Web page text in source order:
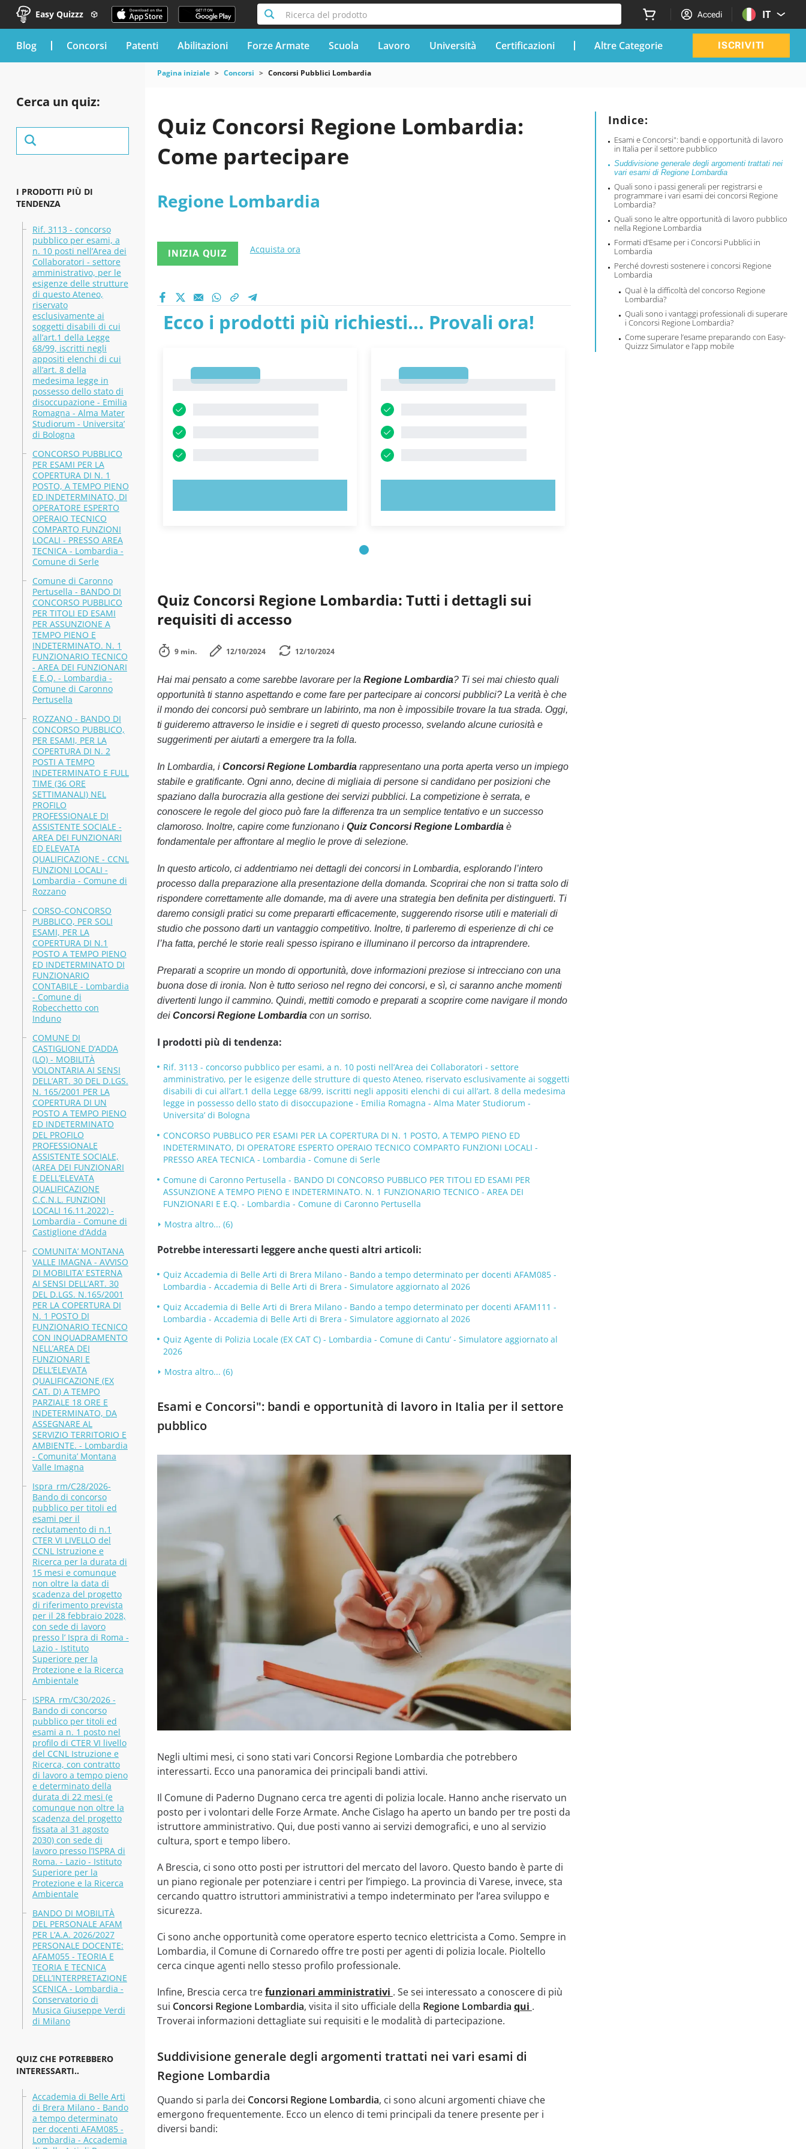
Easy Quizzz Ricerca del prodotto Accedi IT
blog Concorsi Patenti Abilitazioni Forze Armate Scuola Lavoro Università Certificazioni Altre Categorie ISCRIVITI
Cerca un quiz:
I PRODOTTI PIÙ DI
TENDENZA
Rif. 3113 - concorso
pubblico per esami, a
n. 10 posti nell’Area dei
Collaboratori - settore
amministrativo, per le
esigenze delle strutture
di questo Ateneo,
riservato
esclusivamente ai
soggetti disabili di cui
all’art.1 della Legge
68/99, iscritti negli
appositi elenchi di cui
all’art. 8 della
medesima legge in
possesso dello stato di
disoccupazione - Emilia
Romagna - Alma Mater
Studiorum - Universita’
di Bologna
CONCORSO PUBBLICO
PER ESAMI PER LA
COPERTURA DI N. 1
POSTO, A TEMPO PIENO
ED INDETERMINATO, DI
OPERATORE ESPERTO
OPERAIO TECNICO
COMPARTO FUNZIONI
LOCALI - PRESSO AREA
TECNICA - Lombardia -
Comune di Serle
Comune di Caronno
Pertusella - BANDO DI
CONCORSO PUBBLICO
PER TITOLI ED ESAMI
PER ASSUNZIONE A
TEMPO PIENO E
INDETERMINATO. N. 1
FUNZIONARIO TECNICO
- AREA DEI FUNZIONARI
E E.Q. - Lombardia -
Comune di Caronno
Pertusella
ROZZANO - BANDO DI
CONCORSO PUBBLICO,
PER ESAMI, PER LA
COPERTURA DI N. 2
POSTI A TEMPO
INDETERMINATO E FULL
TIME (36 ORE
SETTIMANALI) NEL
PROFILO
PROFESSIONALE DI
ASSISTENTE SOCIALE -
AREA DEI FUNZIONARI
ED ELEVATA
QUALIFICAZIONE - CCNL
FUNZIONI LOCALI -
Lombardia - Comune di
Rozzano
CORSO-CONCORSO
PUBBLICO, PER SOLI
ESAMI, PER LA
COPERTURA DI N.1
POSTO A TEMPO PIENO
ED INDETERMINATO DI
FUNZIONARIO
CONTABILE - Lombardia
- Comune di
Robecchetto con
Induno
COMUNE DI
CASTIGLIONE D’ADDA
(LO) - MOBILITÀ
VOLONTARIA AI SENSI
DELL’ART. 30 DEL D.LGS.
N. 165/2001 PER LA
COPERTURA DI UN
POSTO A TEMPO PIENO
ED INDETERMINATO
DEL PROFILO
PROFESSIONALE
ASSISTENTE SOCIALE,
(AREA DEI FUNZIONARI
E DELL’ELEVATA
QUALIFICAZIONE
C.C.N.L. FUNZIONI
LOCALI 16.11.2022) -
Lombardia - Comune di
Castiglione d’Adda
COMUNITA’ MONTANA
VALLE IMAGNA - AVVISO
DI MOBILITA’ ESTERNA
AI SENSI DELL’ART. 30
DEL D.LGS. N.165/2001
PER LA COPERTURA DI
N. 1 POSTO DI
FUNZIONARIO TECNICO
CON INQUADRAMENTO
NELL’AREA DEI
FUNZIONARI E
DELL’ELEVATA
QUALIFICAZIONE (EX
CAT. D) A TEMPO
PARZIALE 18 ORE E
INDETERMINATO, DA
ASSEGNARE AL
SERVIZIO TERRITORIO E
AMBIENTE. - Lombardia
- Comunita’ Montana
Valle Imagna
Ispra_rm/C28/2026-
Bando di concorso
pubblico per titoli ed
esami per il
reclutamento di n.1
CTER VI LIVELLO del
CCNL Istruzione e
Ricerca per la durata di
15 mesi e comunque
non oltre la data di
scadenza del progetto
di riferimento prevista
per il 28 febbraio 2028,
con sede di lavoro
presso l’ Ispra di Roma -
Lazio - Istituto
Superiore per la
Protezione e la Ricerca
Ambientale
ISPRA_rm/C30/2026 -
Bando di concorso
pubblico per titoli ed
esami a n. 1 posto nel
profilo di CTER VI livello
del CCNL Istruzione e
Ricerca, con contratto
di lavoro a tempo pieno
e determinato della
durata di 22 mesi (e
comunque non oltre la
scadenza del progetto
fissata al 31 agosto
2030) con sede di
lavoro presso l’ISPRA di
Roma. - Lazio - Istituto
Superiore per la
Protezione e la Ricerca
Ambientale
BANDO DI MOBILITÀ
DEL PERSONALE AFAM
PER L’A.A. 2026/2027
PERSONALE DOCENTE:
AFAM055 - TEORIA E
TEORIA E TECNICA
DELL’INTERPRETAZIONE
SCENICA - Lombardia -
Conservatorio di
Musica Giuseppe Verdi
di Milano
QUIZ CHE POTREBBERO
INTERESSARTI..
Accademia di Belle Arti
di Brera Milano - Bando
a tempo determinato
per docenti AFAM085 -
Lombardia - Accademia
Pagina iniziale Concorsi Concorsi Pubblici Lombardia
Indice:
Esami e Concorsi": bandi e opportunità di lavoro
in Italia per il settore pubblico
Suddivisione generale degli argomenti trattati nei
vari esami di Regione Lombardia
Quali sono i passi generali per registrarsi e
programmare i vari esami dei concorsi Regione
Lombardia?
Quali sono le altre opportunità di lavoro pubblico
nella Regione Lombardia
Formati d’Esame per i Concorsi Pubblici in
Lombardia
Perché dovresti sostenere i concorsi Regione
Lombardia
Qual è la difficoltà del concorso Regione
Lombardia?
Quali sono i vantaggi professionali di superare
i Concorsi Regione Lombardia?
Come superare l’esame preparando con Easy-
Quizzz Simulator e l’app mobile
Quiz Concorsi Regione Lombardia:
Come partecipare
Regione Lombardia
INIZIA QUIZ Acquista ora
Ecco i prodotti più richiesti... Provali ora!
Quiz Concorsi Regione Lombardia: Tutti i dettagli sui
requisiti di accesso
9 min. 12/10/2024 12/10/2024
Hai mai pensato a come sarebbe lavorare per la Regione Lombardia? Ti sei mai chiesto quali
opportunità ti stanno aspettando e come fare per partecipare ai concorsi pubblici? La verità è che
il mondo dei concorsi può sembrare un labirinto, ma non è impossibile trovare la tua strada. Oggi,
ti guideremo attraverso le insidie e i segreti di questo processo, svelando alcune curiosità e
suggerimenti per aiutarti a emergere tra la folla.
In Lombardia, i Concorsi Regione Lombardiarappresentano una porta aperta verso un impiego
stabile e gratificante. Ogni anno, decine di migliaia di persone si candidano per posizioni che
spaziano dalla burocrazia alla gestione dei servizi pubblici. La competizione è serrata, e
conoscere le regole del gioco può fare la differenza tra un semplice tentativo e un successo
clamoroso. Inoltre, capire come funzionano i Quiz Concorsi Regione Lombardiaè
fondamentale per affrontare al meglio le prove di selezione.
In questo articolo, ci addentriamo nei dettagli dei concorsi in Lombardia, esplorando l’intero
processo dalla preparazione alla presentazione della domanda. Scoprirai che non si tratta solo di
rispondere correttamente alle domande, ma di avere una strategia ben definita per distinguerti. Ti
daremo consigli pratici su come prepararti efficacemente, suggerendo risorse utili e materiali di
studio che possono darti un vantaggio competitivo. Inoltre, ti parleremo di esperienze di chi ce
l’ha fatta, perché le storie reali spesso ispirano e illuminano il percorso da intraprendere.
Preparati a scoprire un mondo di opportunità, dove informazioni preziose si intrecciano con una
buona dose di ironia. Non è tutto serioso nel regno dei concorsi, e sì, ci saranno anche momenti
divertenti lungo il cammino. Quindi, mettiti comodo e preparati a scoprire come navigare il mondo
dei Concorsi Regione Lombardiacon un sorriso.
I prodotti più di tendenza:
Rif. 3113 - concorso pubblico per esami, a n. 10 posti nell’Area dei Collaboratori - settore
amministrativo, per le esigenze delle strutture di questo Ateneo, riservato esclusivamente ai soggetti
disabili di cui all’art.1 della Legge 68/99, iscritti negli appositi elenchi di cui all’art. 8 della medesima
legge in possesso dello stato di disoccupazione - Emilia Romagna - Alma Mater Studiorum -
Universita’ di Bologna
CONCORSO PUBBLICO PER ESAMI PER LA COPERTURA DI N. 1 POSTO, A TEMPO PIENO ED
INDETERMINATO, DI OPERATORE ESPERTO OPERAIO TECNICO COMPARTO FUNZIONI LOCALI -
PRESSO AREA TECNICA - Lombardia - Comune di Serle
Comune di Caronno Pertusella - BANDO DI CONCORSO PUBBLICO PER TITOLI ED ESAMI PER
ASSUNZIONE A TEMPO PIENO E INDETERMINATO. N. 1 FUNZIONARIO TECNICO - AREA DEI
FUNZIONARI E E.Q. - Lombardia - Comune di Caronno Pertusella
Mostra altro... (6)
Potrebbe interessarti leggere anche questi altri articoli:
Quiz Accademia di Belle Arti di Brera Milano - Bando a tempo determinato per docenti AFAM085 -
Lombardia - Accademia di Belle Arti di Brera - Simulatore aggiornato al 2026
Quiz Accademia di Belle Arti di Brera Milano - Bando a tempo determinato per docenti AFAM111 -
Lombardia - Accademia di Belle Arti di Brera - Simulatore aggiornato al 2026
Quiz Agente di Polizia Locale (EX CAT C) - Lombardia - Comune di Cantu’ - Simulatore aggiornato al
2026
Mostra altro... (6)
Esami e Concorsi": bandi e opportunità di lavoro in Italia per il settore
pubblico
Negli ultimi mesi, ci sono stati vari Concorsi Regione Lombardia che potrebbero
interessarti. Ecco una panoramica dei principali bandi attivi.
Il Comune di Paderno Dugnano cerca tre agenti di polizia locale. Hanno anche riservato un
posto per i volontari delle Forze Armate. Anche Cislago ha aperto un bando per tre posti da
istruttore amministrativo. Qui, due posti vanno ai servizi demografici, e uno al servizio
cultura, sport e tempo libero.
A Brescia, ci sono otto posti per istruttori del mercato del lavoro. Questo bando è parte di
un piano regionale per potenziare i centri per l’impiego. La provincia di Varese, invece, sta
cercando quattro istruttori amministrativi a tempo indeterminato per l’area sviluppo e
sicurezza.
Ci sono anche opportunità come operatore esperto tecnico elettricista a Como. Sempre in
Lombardia, il Comune di Cornaredo offre tre posti per agenti di polizia locale. Pioltello
cerca cinque agenti nello stesso profilo professionale.
Infine, Brescia cerca trefunzionari amministrativi . Se sei interessato a conoscere di più
sui Concorsi Regione Lombardia, visita il sito ufficiale della Regione Lombardia qui .
Troverai informazioni dettagliate sui requisiti e le modalità di partecipazione.
Suddivisione generale degli argomenti trattati nei vari esami di
Regione Lombardia
Quando si parla dei Concorsi Regione Lombardia, ci sono alcuni argomenti chiave che
emergono frequentemente. Ecco un elenco di temi principali da tenere presente per i
diversi bandi: